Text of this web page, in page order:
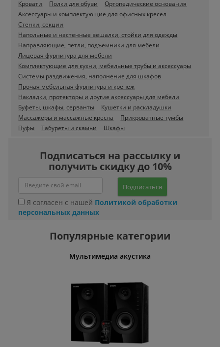
Кровати Полки для обуви
Ортопедические основания
Аксессуары и комплектующие для офисных кресел
Стенки, секции
Напольные и настенные вешалки, стойки для одежды
Направляющие, петли, подъемники для мебели
Лицевая фурнитура для мебели
Комплектующие для кухни, мебельные трубы и аксессуары
Системы раздвижения, наполнение для шкафов
Прочая мебельная фурнитура и крепеж
Накладки, протекторы и другие аксессуары для мебели
Буфеты, шкафы, серванты
Кушетки и раскладушки
Массажеры и массажные кресла
Прикроватные тумбы
Пуфы
Табуреты и скамьи Шкафы
Подписаться на рассылку и
получить скидку до 10%
Подписаться
Я согласен с нашей Политикой обработки
персональных данных
Популярные категории
Мультимедиа акустика